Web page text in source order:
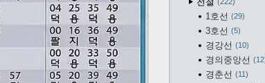
1호선 29
3호선 5
경강선 10
경의중앙선 12
경춘선 11